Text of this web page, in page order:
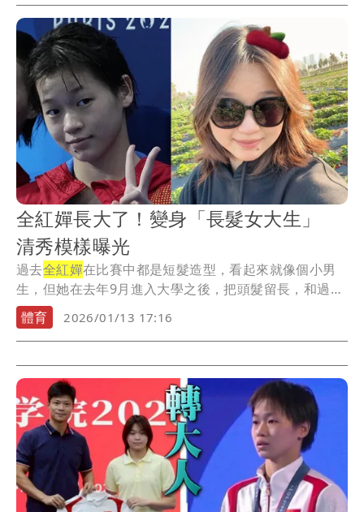
全紅嬋長大了！變身「長髮女大生」
清秀模樣曝光
過去全紅嬋在比賽中都是短髮造型，看起來就像個小男
生，但她在去年9月進入大學之後，把頭髮留長，和過去
在...
體育 2026/01/13 17:16